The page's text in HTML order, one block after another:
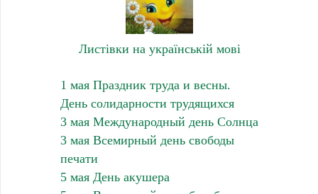
Листівки на українській мові
1 мая Праздник труда и весны.
День солидарности трудящихся
3 мая Международный день Солнца
3 мая Всемирный день свободы
печати
5 мая День акушера